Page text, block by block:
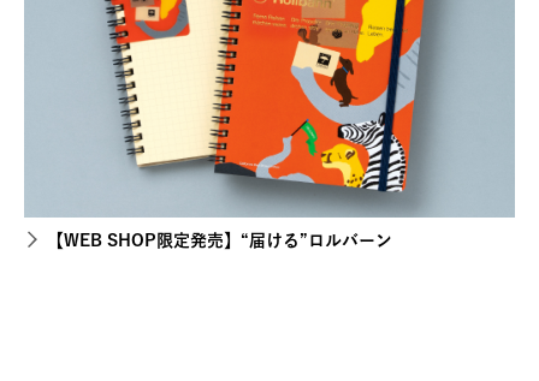
【WEB SHOP限定発売】“届ける”ロルバーン